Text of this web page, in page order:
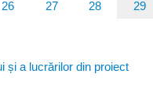
26 27 28 29
și a lucrărilor din proiect